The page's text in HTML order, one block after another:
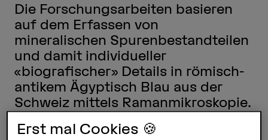
Die Forschungsarbeiten basieren
auf dem Erfassen von
mineralischen Spurenbestandteilen
und damit individueller
«biografischer» Details in römisch-
antikem Ägyptisch Blau aus der
Schweiz mittels Ramanmikroskopie.
Erst mal Cookies 🍪